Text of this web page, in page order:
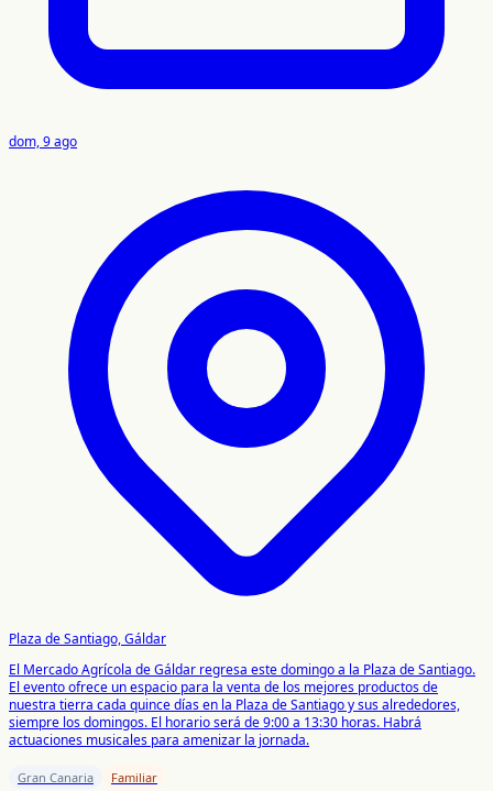
dom, 9 ago
Plaza de Santiago, Gáldar
El Mercado Agrícola de Gáldar regresa este domingo a la Plaza de Santiago.
El evento ofrece un espacio para la venta de los mejores productos de
nuestra tierra cada quince días en la Plaza de Santiago y sus alrededores,
siempre los domingos. El horario será de 9:00 a 13:30 horas. Habrá
actuaciones musicales para amenizar la jornada.
Gran Canaria Familiar